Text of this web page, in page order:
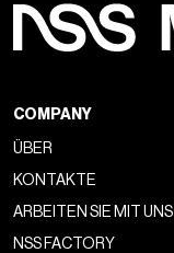
COMPANY
ÜBER
KONTAKTE
ARBEITEN SIE MIT UNS
NSS FACTORY